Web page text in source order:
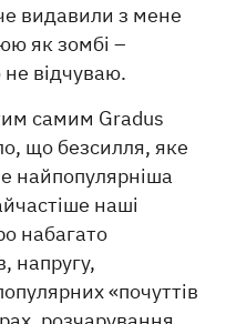
видавили з мене
як зомбі –
не відчуваю.
самим Gradus
що безсилля, яке
найпопулярніша
наші
набагато
напругу,
«почуттів